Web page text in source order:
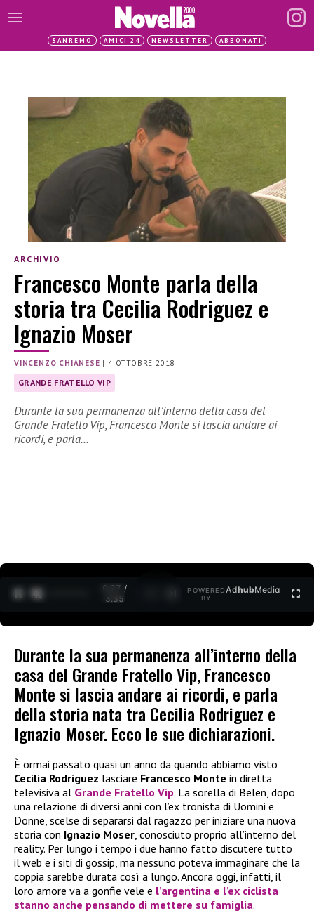
SANREMO AMICI 24 NEWSLETTER ABBONATI
ARCHIVIO
Francesco Monte parla della
storia tra Cecilia Rodriguez e
Ignazio Moser
VINCENZO CHIANESE |4 OTTOBRE 2018
GRANDE FRATELLO VIP
Durante la sua permanenza all’interno della casa del
Grande Fratello Vip, Francesco Monte si lascia andare ai
ricordi, e parla…
0:27 /
3:35
POWERED
BY
AdhubMedia
Durante la sua permanenza all’interno della
casa del Grande Fratello Vip, Francesco
Monte si lascia andare ai ricordi, e parla
della storia nata tra Cecilia Rodriguez e
Ignazio Moser. Ecco le sue dichiarazioni.
È ormai passato quasi un anno da quando abbiamo visto
Cecilia Rodriguez lasciare Francesco Monte in diretta
televisiva al Grande Fratello Vip. La sorella di Belen, dopo
una relazione di diversi anni con l’ex tronista di Uomini e
Donne, scelse di separarsi dal ragazzo per iniziare una nuova
storia con Ignazio Moser, conosciuto proprio all’interno del
reality. Per lungo i tempo i due hanno fatto discutere tutto
il web e i siti di gossip, ma nessuno poteva immaginare che la
coppia sarebbe durata così a lungo. Ancora oggi, infatti, il
loro amore va a gonfie vele e l’argentina e l’ex ciclista
stanno anche pensando di mettere su famiglia.